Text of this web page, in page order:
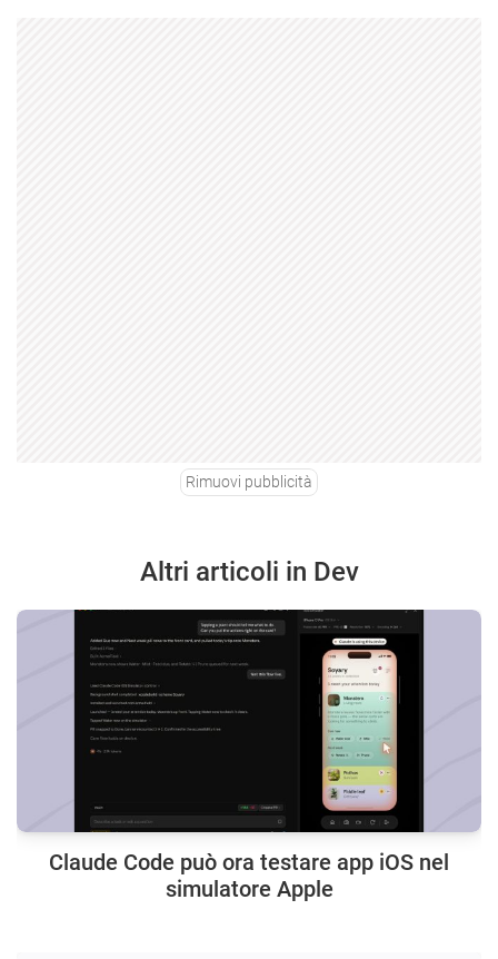
Rimuovi pubblicità
Altri articoli in Dev
Claude Code può ora testare app iOS nel
simulatore Apple